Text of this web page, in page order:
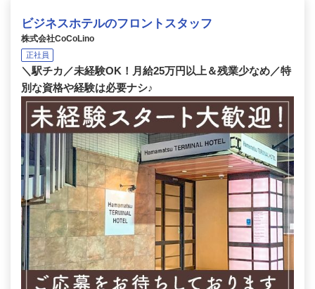
ビジネスホテルのフロントスタッフ
株式会社CoCoLino
正社員
＼駅チカ／未経験OK！月給25万円以上＆残業少なめ／特
別な資格や経験は必要ナシ♪